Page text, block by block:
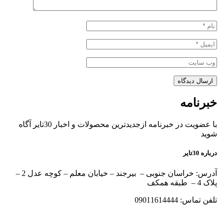
ارسال دیدگاه
خبرنامه
با عضویت در خبرنامه ازجدیدترین محصولات و اخبار 30تایر آگاه
شوید
درباره 30تایر
آدرس: خراسان جنوبی – بیرجند – خیابان معلم – کوچه عدل 2 –
پلاک 4 – طبقه همکف
تلفن تماس: 09011614444